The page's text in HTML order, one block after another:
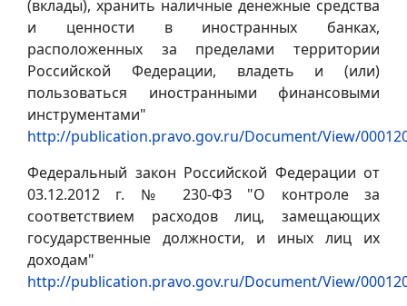
(вклады), хранить наличные денежные средства
и ценности в иностранных банках,
расположенных за пределами территории
Российской Федерации, владеть и (или)
пользоваться иностранными финансовыми
инструментами"
http://publication.pravo.gov.ru/Document/View/
Федеральный закон Российской Федерации от
03.12.2012 г. № 230-ФЗ "О контроле за
соответствием расходов лиц, замещающих
государственные должности, и иных лиц их
доходам"
http://publication.pravo.gov.ru/Document/View/